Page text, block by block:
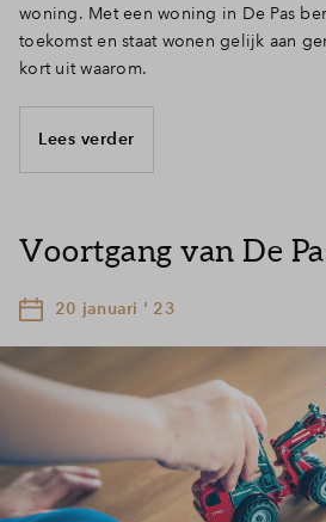
woning. Met een woning in De Pas
toekomst en staat wonen gelijk aan
kort uit waarom.
Lees verder
Voortgang van De
20 januari ' 23